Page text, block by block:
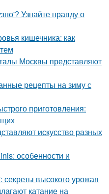
Узнайте правду о
кишечника: как
Москвы представляют
рецепты на зиму с
приготовления:
искусство разных
особенности и
высокого урожая
катание на